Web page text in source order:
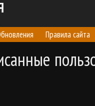
Правила сайта